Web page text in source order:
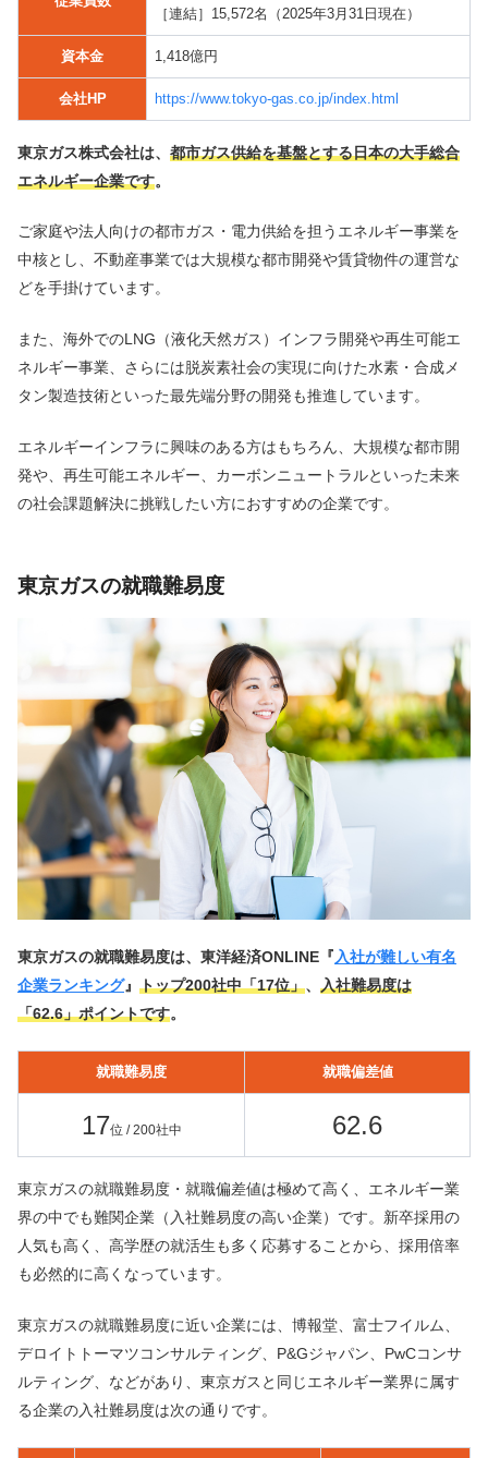
［連結］15,572名（2025年3月31日現在）
資本金 1,418億円
会社HP https://www.tokyo-gas.co.jp/index.html
東京ガス株式会社は、 都市ガス供給を基盤とする日本の大手総合
エネルギー企業です。
ご家庭や法人向けの都市ガス・電力供給を担うエネルギー事業を
中核とし、不動産事業では大規模な都市開発や賃貸物件の運営な
どを手掛けています。
また、海外でのLNG（液化天然ガス）インフラ開発や再生可能エ
ネルギー事業、さらには脱炭素社会の実現に向けた水素・合成メ
タン製造技術といった最先端分野の開発も推進しています。
エネルギーインフラに興味のある方はもちろん、大規模な都市開
発や、再生可能エネルギー、カーボンニュートラルといった未来
の社会課題解決に挑戦したい方におすすめの企業です。
東京ガスの就職難易度
東京ガスの就職難易度は、東洋経済ONLINE『 入社が難しい有名
企業ランキング』 トップ200社中「17位」、 入社難易度は
「62.6」ポイントです。
就職難易度 就職偏差値
17位 / 200社中 62.6
東京ガスの就職難易度・就職偏差値は極めて高く、エネルギー業
界の中でも難関企業（入社難易度の高い企業）です。新卒採用の
人気も高く、高学歴の就活生も多く応募することから、採用倍率
も必然的に高くなっています。
東京ガスの就職難易度に近い企業には、博報堂、富士フイルム、
デロイトトーマツコンサルティング、P&Gジャパン、PwCコンサ
ルティング、などがあり、東京ガスと同じエネルギー業界に属す
る企業の入社難易度は次の通りです。